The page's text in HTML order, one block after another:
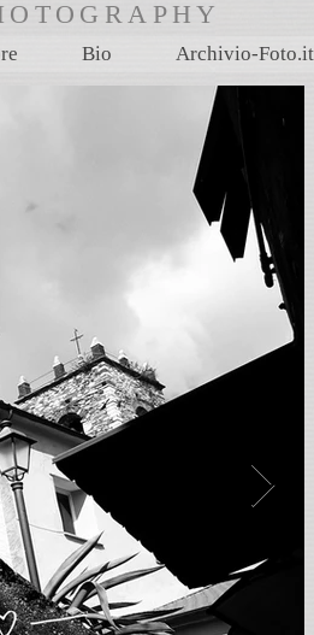
Bio Archivio-Foto.it